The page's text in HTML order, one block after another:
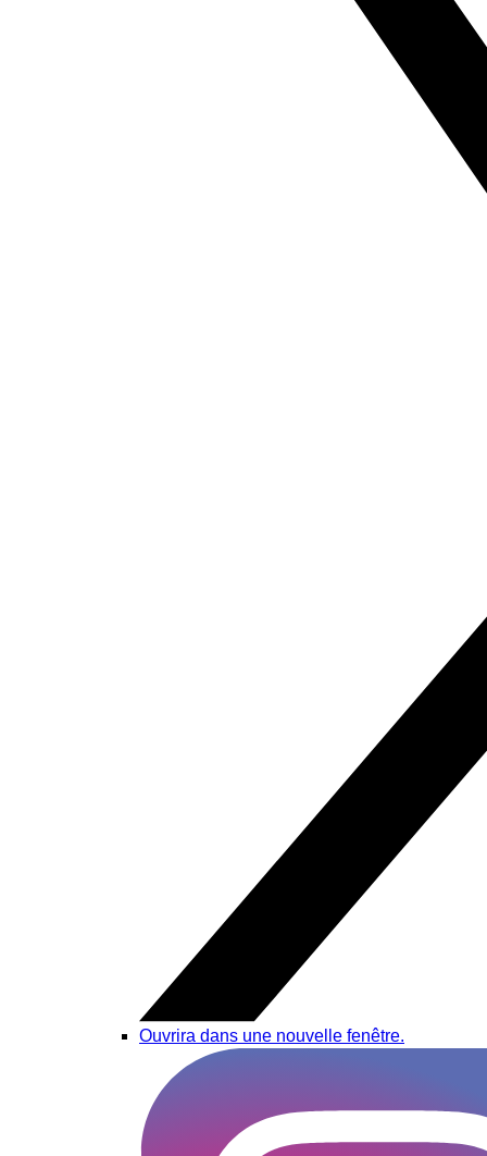
Ouvrira dans une nouvelle fenêtre.